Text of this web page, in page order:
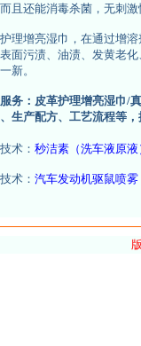
且还能消毒杀菌，无刺
理增亮湿巾，在通过增
面污渍、油渍、发黄老
新。
务：皮革护理增亮湿巾/
生产配方、工艺流程等
术： 秒洁素（洗车液原液
术： 汽车发动机驱鼠喷雾